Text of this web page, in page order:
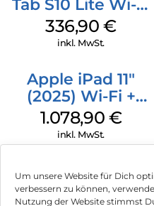
Um unsere Website für Dich
verbessern zu können,
Nutzung der Website stimmst
Tab S10 Lite Wi-Fi
128 GB Silver
336,90€
inkl. MwSt.
Apple iPad 11″
(2025) Wi-Fi +
Cellular 512 GB
Gelb
1.078,90 €
inkl. MwSt.
Apple iPad 11″
(2025) Wi-Fi +